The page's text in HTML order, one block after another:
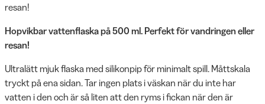
resan!
Hopvikbar vattenflaska på 500 ml. Perfekt för vandringen eller
resan!
Ultralätt mjuk flaska med silikonpip för minimalt spill. Måttskala
tryckt på ena sidan. Tar ingen plats i väskan när du inte har
vatten i den och är så liten att den ryms i fickan när den är